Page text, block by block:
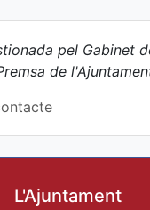
pel Gabinet
de
L'Ajuntament